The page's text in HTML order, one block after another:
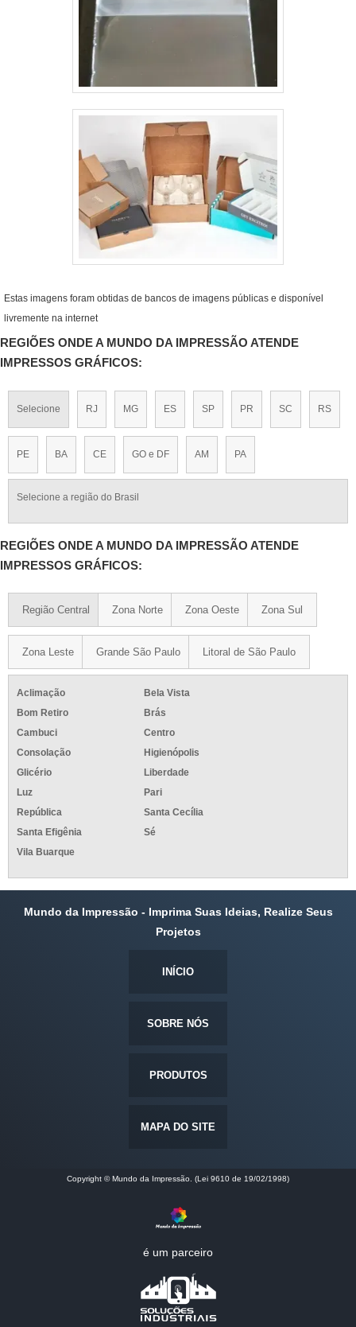
Estas imagens foram obtidas de bancos de imagens públicas e disponível
livremente na internet
REGIÕES ONDE A MUNDO DA IMPRESSÃO ATENDE
IMPRESSOS GRÁFICOS:
Selecione RJ MG ES SP PR SC RS
PE BA CE GO e DF AM PA
Selecione a região do Brasil
REGIÕES ONDE A MUNDO DA IMPRESSÃO ATENDE
IMPRESSOS GRÁFICOS:
Região Central Zona Norte Zona Oeste Zona Sul
Zona Leste Grande São Paulo Litoral de São Paulo
Aclimação
Bela Vista
Bom Retiro
Brás
Cambuci
Centro
Consolação
Higienópolis
Glicério
Liberdade
Luz
Pari
República
Santa Cecília
Santa Efigênia
Sé
Vila Buarque
Mundo da Impressão - Imprima Suas Ideias, Realize Seus
Projetos
INÍCIO
SOBRE NÓS
PRODUTOS
MAPA DO SITE
Copyright © Mundo da Impressão. (Lei 9610 de 19/02/1998)
é um parceiro